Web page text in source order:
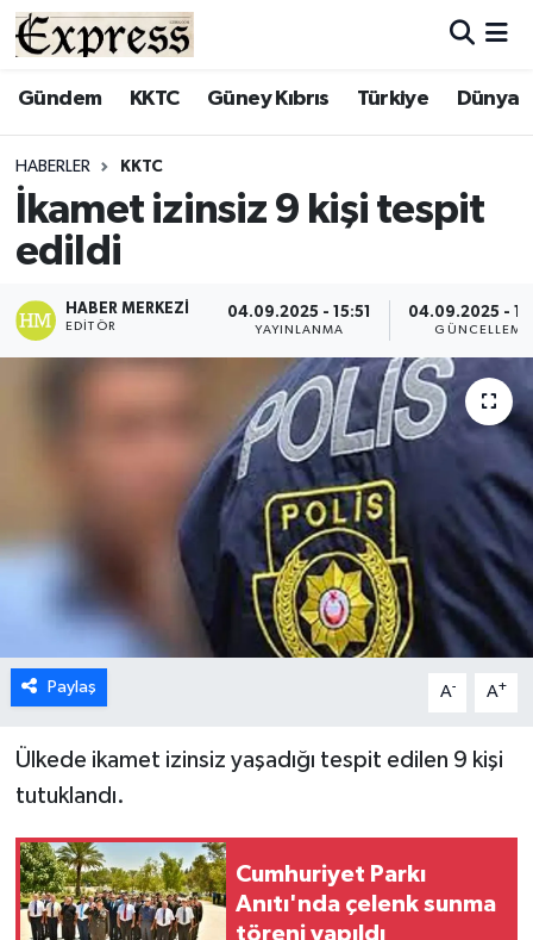
Gündem KKTC Güney Kıbrıs Türkiye Dünya
HABERLER KKTC
İkamet izinsiz 9 kişi tespit
edildi
HABER MERKEZI
EDITÖR
04.09.2025 - 15:51
YAYINLANMA
04.09.2025 -
GÜNCELLEME
Paylaş A- A+
Ülkede ikamet izinsiz yaşadığı tespit edilen 9 kişi
tutuklandı.
Cumhuriyet Parkı
Anıtı'nda çelenk sunma
töreni yapıldı
ALAYKÖY
BİLİM
DÜNYA
GAZİMAĞUSA
GİRNE
GÜNDEM
İÇ HABERLER
Hava Durumu
Süper Lig Puan Durumu ve Fikstür
Son Dakika Haberleri